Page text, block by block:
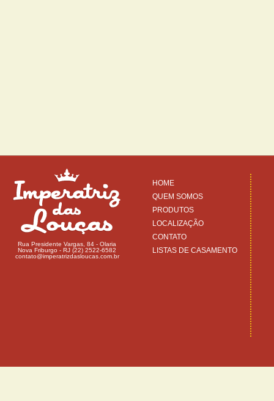
Rua Presidente Vargas, 84 - Olaria
Nova Friburgo - RJ (22) 2522-6582
contato@imperatrizdasloucas.com.br
HOME
QUEM SOMOS
PRODUTOS
LOCALIZAÇÃO
CONTATO
LISTAS DE CASAMENTO